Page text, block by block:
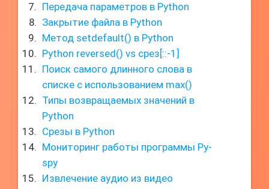
Передача параметров в Python
Закрытие файла в Python
Метод setdefault() в Python
Python reversed() vs срез[::-1]
Поиск самого длинного слова в
списке с использованием max()
Типы возвращаемых значений в
Python
Срезы в Python
Мониторинг работы программы Py-
spy
Извлечение аудио из видео